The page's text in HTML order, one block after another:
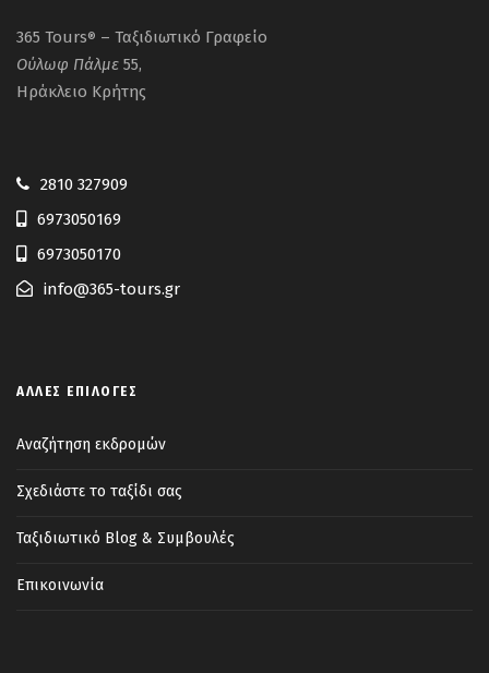
365 Tours® – Ταξιδιωτικό Γραφείο
Ούλωφ Πάλμε 55,
Ηράκλειο Κρήτης
2810 327909
6973050169
6973050170
info@365-tours.gr
ΆΛΛΕΣ ΕΠΙΛΟΓΈΣ
Αναζήτηση εκδρομών
Σχεδιάστε το ταξίδι σας
Ταξιδιωτικό Blog & Συμβουλές
Επικοινωνία